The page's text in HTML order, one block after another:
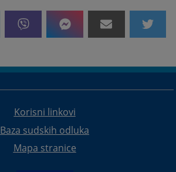
Korisni linkovi
Baza sudskih odluka
Mapa stranice